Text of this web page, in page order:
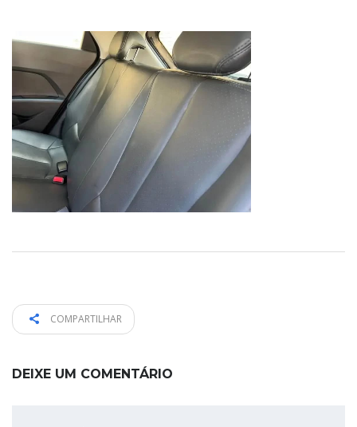
COMPARTILHAR
DEIXE UM COMENTÁRIO